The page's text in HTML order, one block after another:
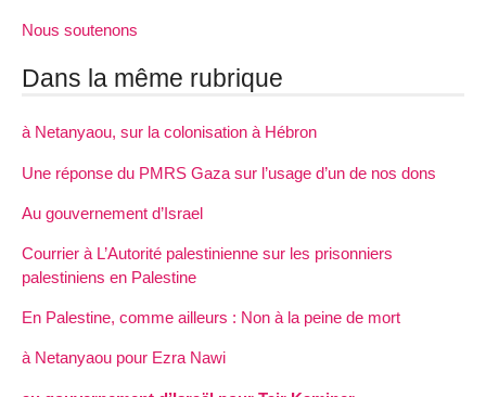
Nous soutenons
Dans la même rubrique
à Netanyaou, sur la colonisation à Hébron
Une réponse du PMRS Gaza sur l’usage d’un de nos dons
Au gouvernement d’Israel
Courrier à L’Autorité palestinienne sur les prisonniers
palestiniens en Palestine
En Palestine, comme ailleurs : Non à la peine de mort
à Netanyaou pour Ezra Nawi